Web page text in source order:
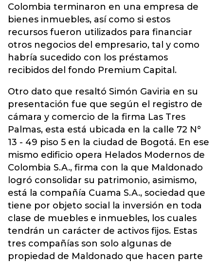
Colombia terminaron en una empresa de
bienes inmuebles, así como si estos
recursos fueron utilizados para financiar
otros negocios del empresario, tal y como
habría sucedido con los préstamos
recibidos del fondo Premium Capital.
Otro dato que resaltó Simón Gaviria en su
presentación fue que según el registro de
cámara y comercio de la firma Las Tres
Palmas, esta está ubicada en la calle 72 N°
13 - 49 piso 5 en la ciudad de Bogotá. En ese
mismo edificio opera Helados Modernos de
Colombia S.A., firma con la que Maldonado
logró consolidar su patrimonio, asimismo,
está la compañía Cuama S.A., sociedad que
tiene por objeto social la inversión en toda
clase de muebles e inmuebles, los cuales
tendrán un carácter de activos fijos. Estas
tres compañías son solo algunas de
propiedad de Maldonado que hacen parte